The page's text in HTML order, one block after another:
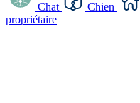
Chat Chien
propriétaire